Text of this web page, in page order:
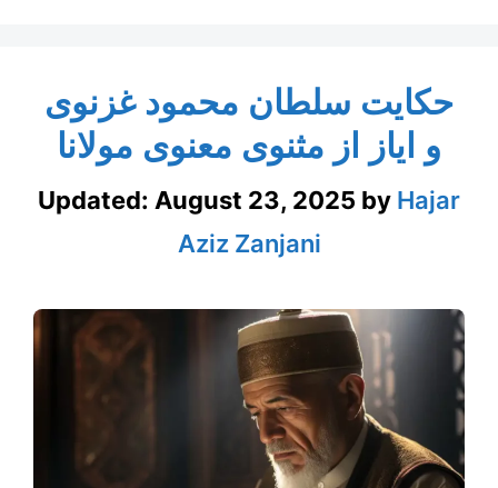
حکایت سلطان محمود غزنوی
و ایاز از مثنوی معنوی مولانا
Updated: August 23, 2025 by Hajar
Aziz Zanjani